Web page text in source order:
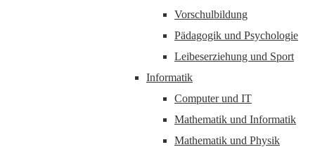
Vorschulbildung
Pädagogik und Psychologie
Leibeserziehung und Sport
Informatik
Computer und IT
Mathematik und Informatik
Mathematik und Physik